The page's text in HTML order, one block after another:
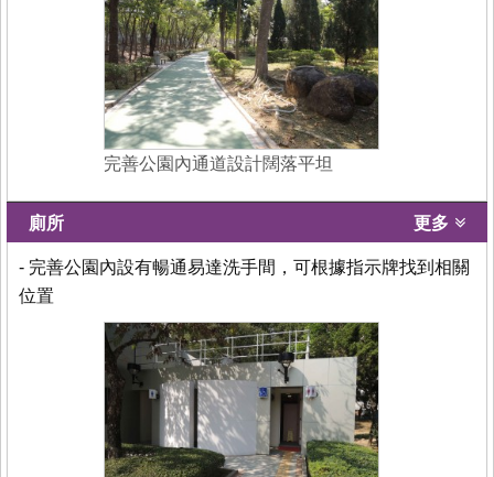
完善公園內通道設計闊落平坦
廁所 更多
- 完善公園內設有暢通易達洗手間，可根據指示牌找到相關
位置